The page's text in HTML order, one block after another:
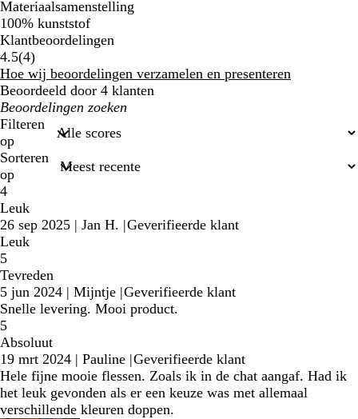
Materiaalsamenstelling
100% kunststof
Klantbeoordelingen
4.5(44
klantbeoordelingen
)
Hoe wij beoordelingen verzamelen en presenteren
Beoordeeld door 4 klanten
Mijn
zoekopdrachten
Filteren
op
Sorteren
op
4
Leuk
26 sep 2025 | Jan H. |Geverifieerde klant
Leuk
5
Tevreden
5 jun 2024 | Mijntje |Geverifieerde klant
Snelle levering. Mooi product.
5
Absoluut
19 mrt 2024 | Pauline |Geverifieerde klant
Hele fijne mooie flessen. Zoals ik in de chat aangaf. Had ik
het leuk gevonden als er een keuze was met allemaal
verschillende kleuren doppen.